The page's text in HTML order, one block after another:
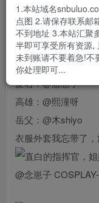
- 资源失效/充值未到账
🏁爱宕——巅峰时速
“虽说风格就是这样
呢……嘻嘻，直白的
爱宕：@念崽子
高雄：@熙潼呀
岳父：@木shiyo
衣服外套我忘带了
1.本站域名
点图 2.请保存联系邮
不到地址 3.本站汇聚
半即可享受所有资源,
未到账请不要着急!
你处理即可...